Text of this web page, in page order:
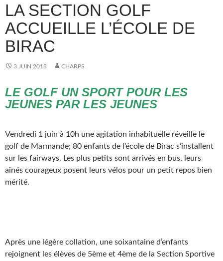
LA SECTION GOLF
ACCUEILLE L’ÉCOLE DE
BIRAC
3 JUIN 2018 CHARPS
LE GOLF UN SPORT POUR LES
JEUNES PAR LES JEUNES
Vendredi 1 juin à 10h une agitation inhabituelle réveille le
golf de Marmande; 80 enfants de l’école de Birac s’installent
sur les fairways. Les plus petits sont arrivés en bus, leurs
aînés courageux posent leurs vélos pour un petit repos bien
mérité.
Après une légère collation, une soixantaine d’enfants
rejoignent les élèves de 5ème et 4ème de la Section Sportive